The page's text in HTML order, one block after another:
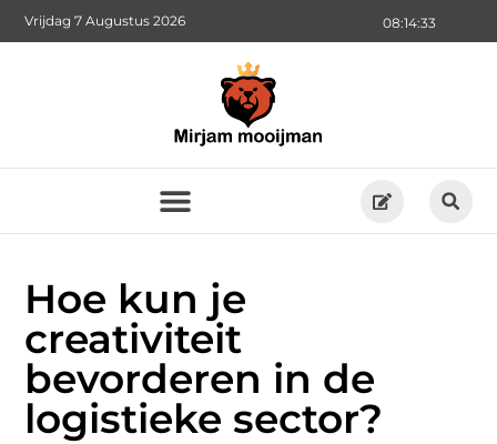
08:14:35
Vrijdag 7 Augustus 2026
Hoe kun je
creativiteit
bevorderen in de
logistieke sector?